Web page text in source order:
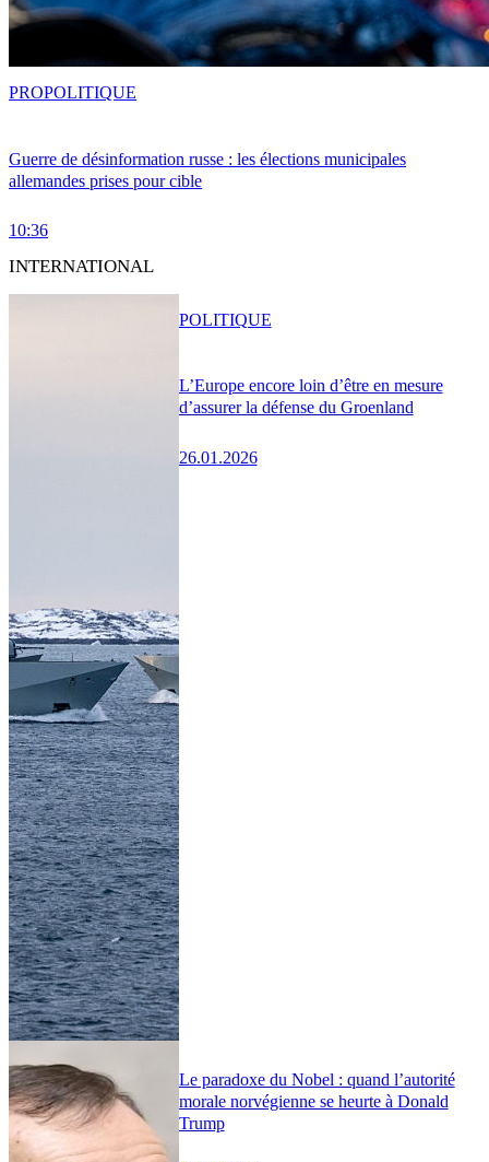
Guerre de désinformation russe : les élections municipales
allemandes prises pour cible
10:36
PROPOLITIQUE
INTERNATIONAL
L’Europe encore loin d’être en mesure
d’assurer la défense du Groenland
26.01.2026
POLITIQUE
Le paradoxe du Nobel : quand l’autorité
morale norvégienne se heurte à Donald
Trump